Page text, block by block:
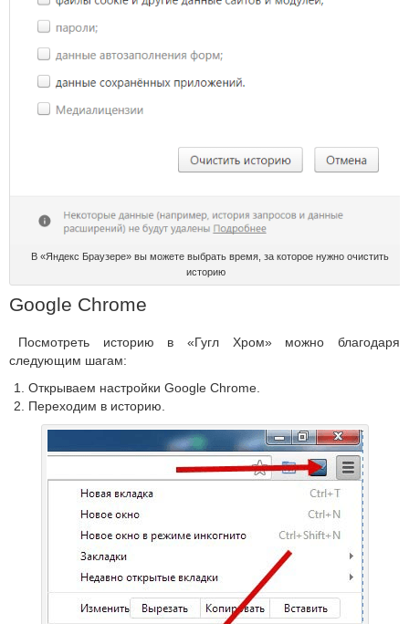
В «Яндекс Браузере» вы можете выбрать время, за которое нужно очистить
историю
Google Chrome
Посмотреть историю в «Гугл Хром» можно благодаря
следующим шагам:
Открываем настройки Google Chrome.
Переходим в историю.